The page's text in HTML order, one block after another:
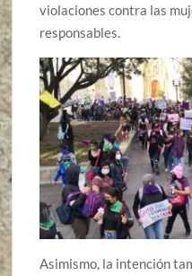
violaciones contra las
responsables.
Asimismo, la intención